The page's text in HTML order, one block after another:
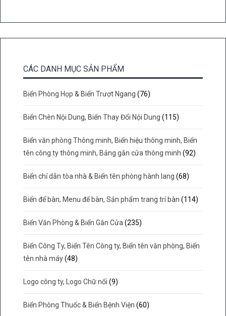
CÁC DANH MỤC SẢN PHẨM
Biển Phòng Họp & Biển Trượt Ngang (76)
Biển Chèn Nội Dung, Biển Thay Đổi Nội Dung (115)
Biển văn phòng Thông minh, Biển hiệu thông minh, Biển
tên công ty thông minh, Bảng gắn cửa thông minh (92)
Biển chỉ dẫn tòa nhà & Biển tên phòng hành lang (68)
Biển để bàn, Menu để bàn, Sản phẩm trang trí bàn (114)
Biển Văn Phòng & Biển Gắn Cửa (235)
Biển Công Ty, Biển Tên Công ty, Biển tên văn phòng, Biển
tên nhà máy (48)
Logo công ty, Logo Chữ nổi (9)
Biển Phòng Thuốc & Biển Bệnh Viện (60)